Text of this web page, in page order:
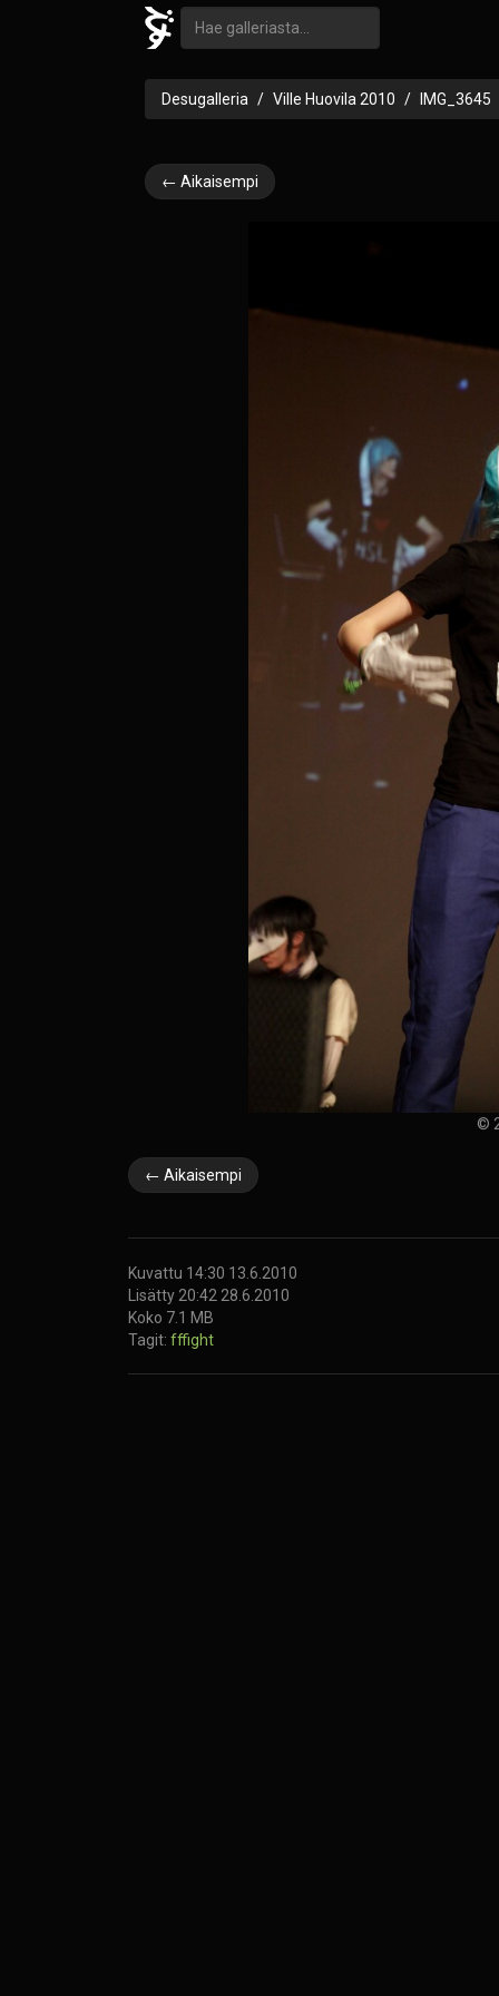
Desugalleria Ville Huovila 2010 IMG_3645
← Aikaisempi
©
← Aikaisempi
Kuvattu 14:30 13.6.2010
Lisätty 20:42 28.6.2010
Koko 7.1 MB
Tagit: fffight